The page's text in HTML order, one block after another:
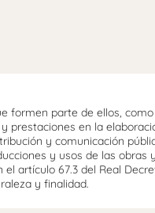
parte de ellos,
prestaciones en la
y comunicación
y usos de las
artículo 67.3 del Real
y finalidad.